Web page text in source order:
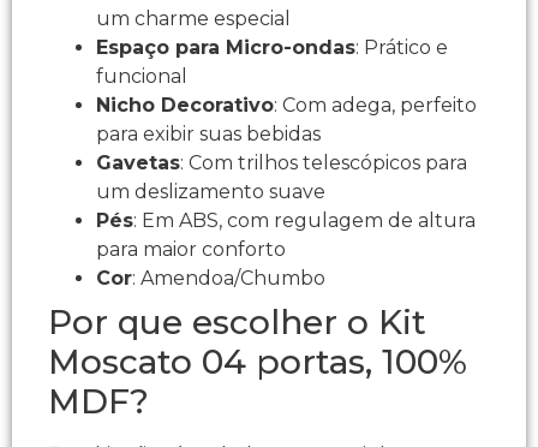
um charme especial
Espaço para Micro-ondas: Prático e
funcional
Nicho Decorativo: Com adega, perfeito
para exibir suas bebidas
Gavetas: Com trilhos telescópicos para
um deslizamento suave
Pés: Em ABS, com regulagem de altura
para maior conforto
Cor: Amendoa/Chumbo
Por que escolher o Kit
Moscato 04 portas, 100%
MDF?